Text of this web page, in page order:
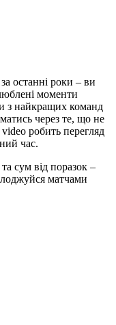
останні роки – ви
моменти
з найкращих команд
через те, що не
робить перегляд
час.
сум від поразок –
матчами